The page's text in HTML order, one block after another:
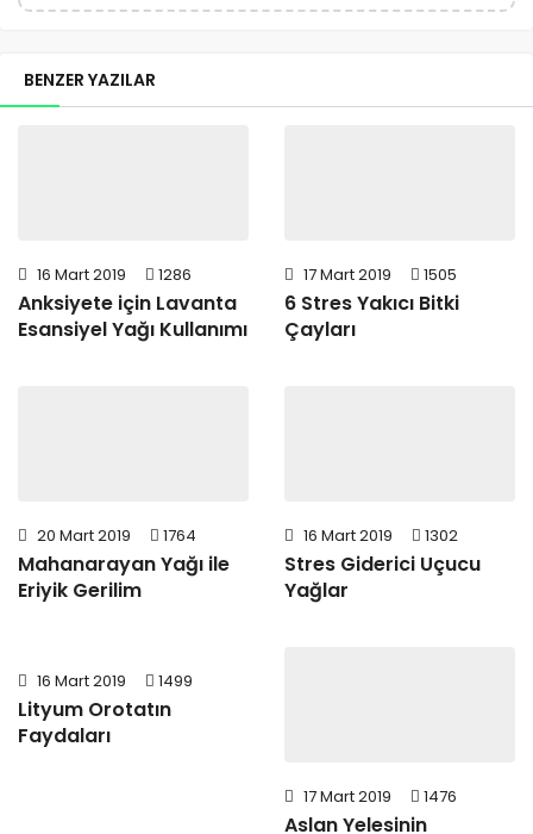
BENZER YAZILAR
16 Mart 2019 1286
Anksiyete için Lavanta
Esansiyel Yağı Kullanımı
17 Mart 2019 1505
6 Stres Yakıcı Bitki
Çayları
20 Mart 2019 1764
Mahanarayan Yağı ile
Eriyik Gerilim
16 Mart 2019 1302
Stres Giderici Uçucu
Yağlar
16 Mart 2019 1499
Lityum Orotatın
Faydaları
17 Mart 2019 1476
Aslan Yelesinin